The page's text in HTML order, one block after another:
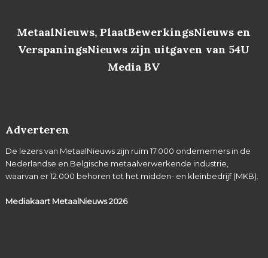
MetaalNieuws, PlaatBewerkingsNieuws en
VerspaningsNieuws zijn uitgaven van 54U
Media BV
Adverteren
De lezers van MetaalNieuws zijn ruim 17.000 ondernemers in de
Nederlandse en Belgische metaalverwerkende industrie,
waarvan er 12.000 behoren tot het midden- en kleinbedrijf (MKB).
Mediakaart MetaalNieuws2026